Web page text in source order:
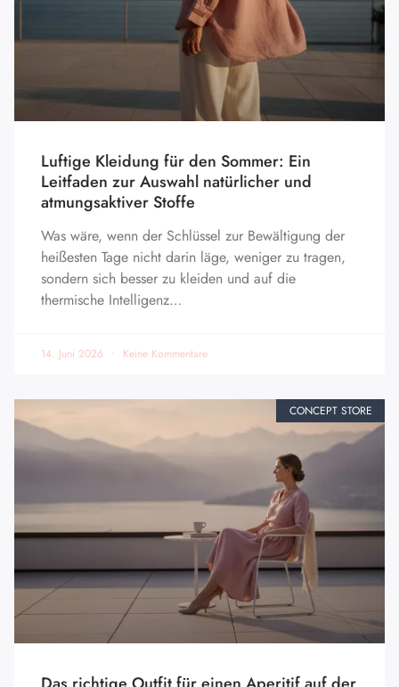
Luftige Kleidung für den Sommer: Ein
Leitfaden zur Auswahl natürlicher und
atmungsaktiver Stoffe
Was wäre, wenn der Schlüssel zur Bewältigung der
heißesten Tage nicht darin läge, weniger zu tragen,
sondern sich besser zu kleiden und auf die
thermische Intelligenz…
14. Juni 2026 Keine Kommentare
CONCEPT STORE